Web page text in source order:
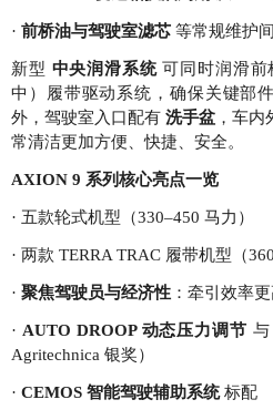
· 前桥油与驾驶室滤芯 等常规维护
新型 中央润滑系统可同时润滑前
中）履带驱动系统，确保关键部
外，驾驶室入口配有 洗手盆 ，车内
常清洁更加方便、快捷、安全。
AXION 9 系列核心亮点一览
· 五款轮式机型（330–450 马力）
· 两款 TERRA TRAC 履带机型（
· 聚焦驾驶员与经济性 ：牵引效率
· AUTO DROOP 动态压力调节
Agritechnica 银奖）
· CEMOS 智能驾驶辅助系统标配